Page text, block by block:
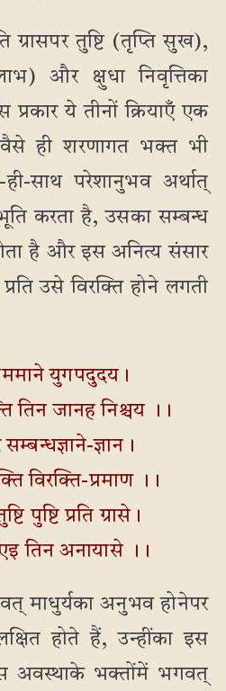
ग्रासपर तुष्टि (तृप्ति सुख),
और क्षुधा निवृत्तिका
ये तीनों क्रियाएँ एक
ही शरणागत भक्त भी
साथ परेशानुभव अर्थात्
करता है, उसका सम्बन्ध
है और इस अनित्य संसार
उसे विरक्ति होने लगती
युगपदुदय।
तिन जानह निश्चय ।।
सम्बन्धज्ञाने-ज्ञान।
विरक्ति-प्रमाण ।।
पुष्टि प्रति ग्रासे।
एइ तिन अनायासे ।।
माधुर्यका अनुभव होनेपर
होते हैं, उन्हींका इस
अवस्थाके भक्तोंमें भगवत्